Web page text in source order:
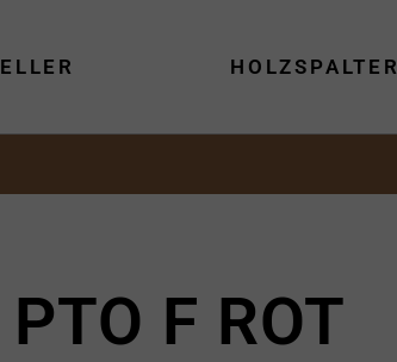
HOLZSPALTER
F ROT